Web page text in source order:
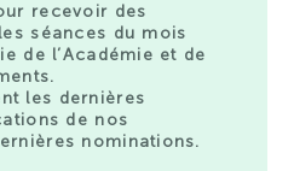
recevoir des
séances du mois
de l’Académie et de
les dernières
de nos
nominations.